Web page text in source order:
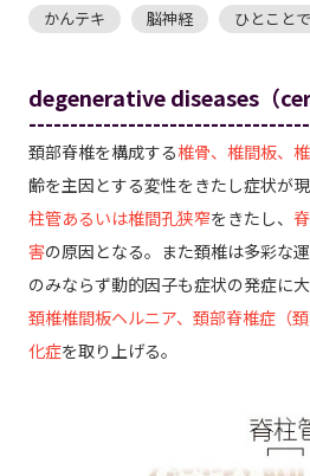
かんテキ 脳神経 ひとこと
degenerative diseases（
頚部脊椎を構成する椎骨、椎間板、
齢を主因とする変性をきたし症状が
柱管あるいは椎間孔狭窄をきたし、
害の原因となる。また頚椎は多彩な
のみならず動的因子も症状の発症に
頚椎椎間板ヘルニア、頚部脊椎症（
化症を取り上げる。